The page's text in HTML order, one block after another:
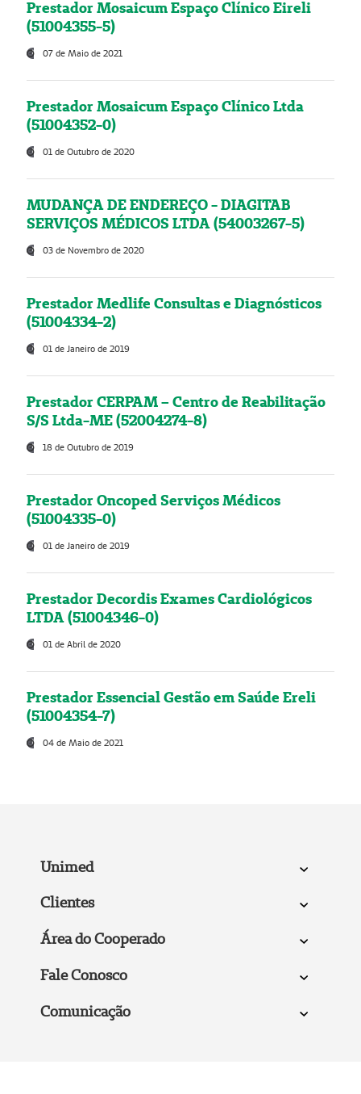
Prestador Mosaicum Espaço Clínico Eireli
(51004355-5)
07 de Maio de 2021
Prestador Mosaicum Espaço Clínico Ltda
(51004352-0)
01 de Outubro de 2020
MUDANÇA DE ENDEREÇO - DIAGITAB
SERVIÇOS MÉDICOS LTDA (54003267-5)
03 de Novembro de 2020
Prestador Medlife Consultas e Diagnósticos
(51004334-2)
01 de Janeiro de 2019
Prestador CERPAM – Centro de Reabilitação
S/S Ltda-ME (52004274-8)
18 de Outubro de 2019
Prestador Oncoped Serviços Médicos
(51004335-0)
01 de Janeiro de 2019
Prestador Decordis Exames Cardiológicos
LTDA (51004346-0)
01 de Abril de 2020
Prestador Essencial Gestão em Saúde Ereli
(51004354-7)
04 de Maio de 2021
Unimed
Clientes
Área do Cooperado
Fale Conosco
Comunicação